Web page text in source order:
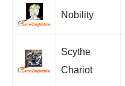
Nobility
Scythe
Chariot